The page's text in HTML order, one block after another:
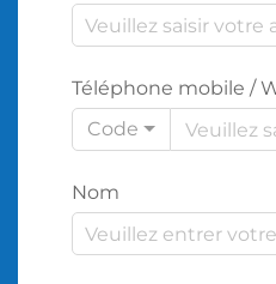
Téléphone mobile /
Code
Nom